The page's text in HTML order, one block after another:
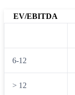
EV/EBITDA
6-12
> 12